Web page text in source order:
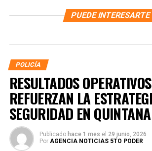
PUEDE INTERESARTE
POLICÍA
RESULTADOS OPERATIVOS
REFUERZAN LA
SEGURIDAD EN
Publicado hace 1 mes el 29 junio, 2026
Por AGENCIA NOTICIAS 5TO PODER